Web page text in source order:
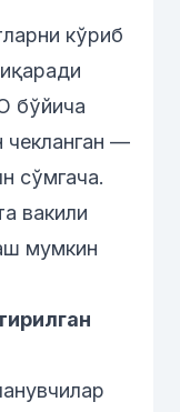
кўриб
бўйича
чекланган —
сўмгача.
вакили
мумкин